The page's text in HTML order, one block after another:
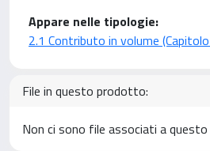
Appare nelle tipologie:
2.1 Contributo in volume
File in questo prodotto:
Non ci sono file associati a